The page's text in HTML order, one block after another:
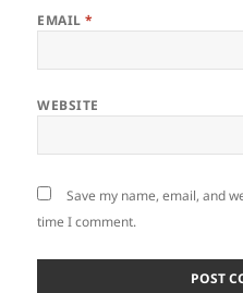
EMAIL*
WEBSITE
Save my name, email, and
time I comment.